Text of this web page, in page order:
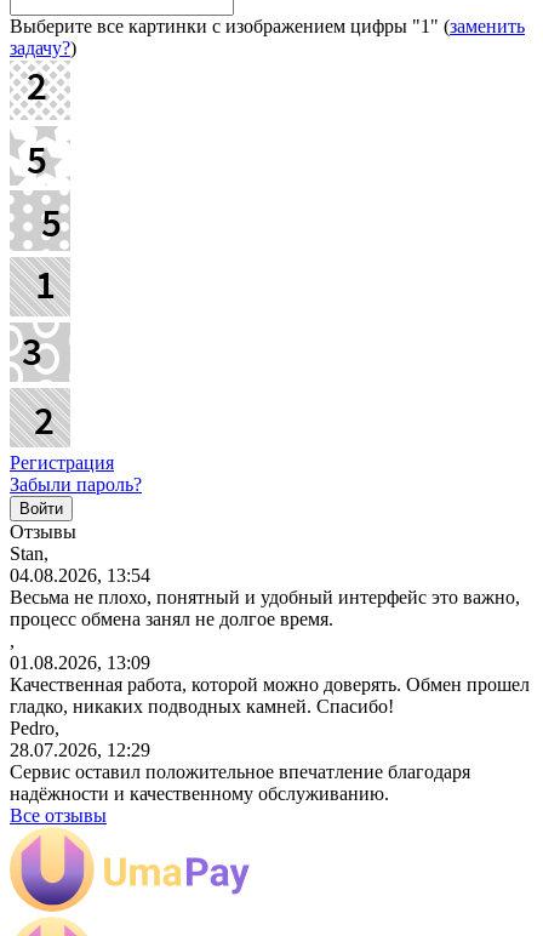
Выберите все картинки с изображением цифры "1" (заменить
задачу?)
Регистрация
Забыли пароль?
Отзывы
Stan,
04.08.2026, 13:54
Весьма не плохо, понятный и удобный интерфейс это важно,
процесс обмена занял не долгое время.
,
01.08.2026, 13:09
Качественная работа, которой можно доверять. Обмен прошел
гладко, никаких подводных камней. Спасибо!
Pedro,
28.07.2026, 12:29
Сервис оставил положительное впечатление благодаря
надёжности и качественному обслуживанию.
Все отзывы